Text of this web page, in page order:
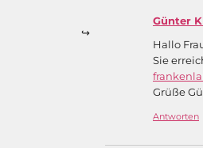
Günter
Hallo
Sie
Grüße
Antworten